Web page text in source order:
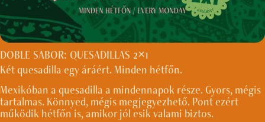
DOBLE SABOR: QUESADILLAS 2×1
Két quesadilla egy áráért. Minden hétfőn.
Mexikóban a quesadilla a mindennapok része. Gyors, mégis
tartalmas. Könnyed, mégis megjegyezhető. Pont ezért
működik hétfőn is, amikor jól esik valami biztos.